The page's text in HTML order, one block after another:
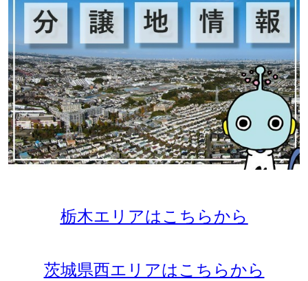
栃木エリアはこちらから
茨城県西エリアはこちらから